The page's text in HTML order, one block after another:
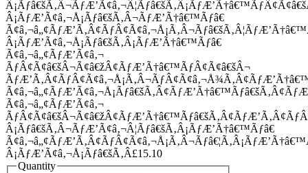
Â¡ÃƒÆ’Ã¢â‚¬Å¡Ãƒâ€šÃ‚Â¬ÃƒÆ’Ã†â€™Ãƒâ€
Â¡ÃƒÆ’Ã¢â‚¬Å¡Ãƒâ€šÃ‚Â¡ÃƒÆ’Ã†â€™Ãƒâ€
Ã¢â‚¬â„¢ÃƒÆ’Ã¢â‚¬
ÃƒÂ¢Ã¢â€šÂ¬Ã¢â€žÂ¢ÃƒÆ’Ã†â€™ÃƒÂ¢Ã¢â€šÂ¬
Ã¢â‚¬â„¢ÃƒÆ’Ã¢â‚¬
Â¡Ãƒâ€šÃ‚Â¬ÃƒÆ’Ã¢â‚¬Â¦Ãƒâ€šÃ‚Â¡ÃƒÆ’Ã†â€™Ãƒâ€
Â¡ÃƒÆ’Ã¢â‚¬Å¡Ãƒâ€šÃ‚Â£15.10
Quantity